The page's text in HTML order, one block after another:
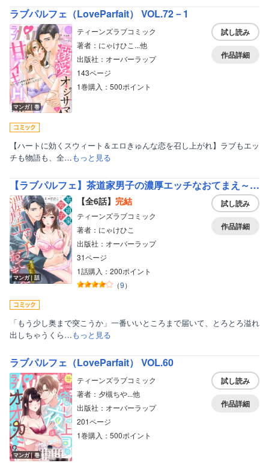
ラブパルフェ（LoveParfait） VOL.72－1
マンガ｜巻
ティーンズラブコミック
著者：にゃけひこ...他
出版社：オーバーラップ
143ページ
1巻購入：500ポイント
試し読み
作品詳細
【ハートに効くスウィート＆エロきゅんな恋を召し上がれ】ラブもエッ
チも物語も、全…もっと見る
【ラブパルフェ】茶道家男子の濃厚エッチなおてまえ～極上な指遣いで溺愛されちゃうっ
マンガ｜話
【全6話】 完結
ティーンズラブコミック
著者：にゃけひこ
出版社：オーバーラップ
31ページ
1話購入：200ポイント
（9）
試し読み
作品詳細
「もう少し奥まで突こうか」一番いいところまで届いて、とろとろ溢れ
出しちゃうくら…もっと見る
ラブパルフェ（LoveParfait） VOL.60
マンガ｜巻
ティーンズラブコミック
著者：夕槻ちや...他
出版社：オーバーラップ
201ページ
1巻購入：500ポイント
試し読み
作品詳細